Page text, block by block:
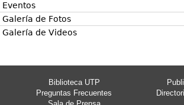
Eventos
Galería de Fotos
Galería de Videos
Biblioteca UTP
Preguntas Frecuentes